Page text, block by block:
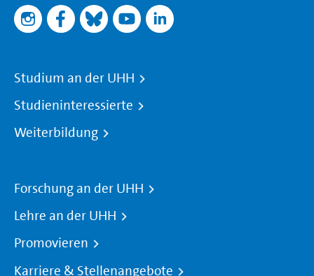
Studium an der UHH
Studieninteressierte
Weiterbildung
Forschung an der UHH
Lehre an der UHH
Promovieren
Karriere & Stellenangebote